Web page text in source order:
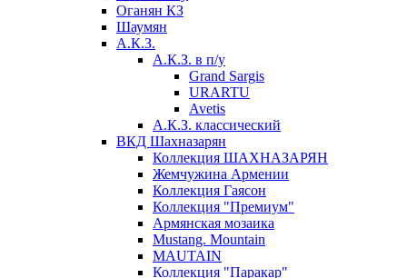
Оганян КЗ
Шаумян
А.К.З.
А.К.З. в п/у
Grand Sargis
URARTU
Avetis
А.К.З. классический
ВКД Шахназарян
Коллекция ШАХНАЗАРЯН
Жемчужина Армении
Коллекция Гаясон
Коллекция "Премиум"
Армянская мозаика
Mustang. Mountain
MAUTAIN
Коллекция "Паракар"